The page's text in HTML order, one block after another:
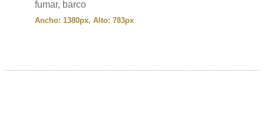
fumar, barco
Ancho: 1380px, Alto: 783px